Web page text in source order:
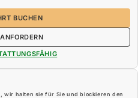
BUCHEN
wir halten sie für Sie und blockieren den